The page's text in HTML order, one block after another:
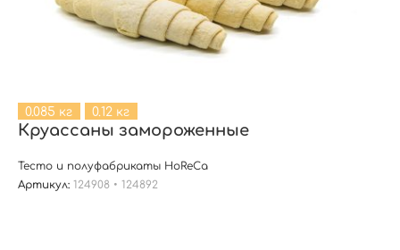
0.085 кг 0.12 кг
Круассаны замороженные
Тесто и полуфабрикаты HoReCa
Артикул: 124908 • 124892